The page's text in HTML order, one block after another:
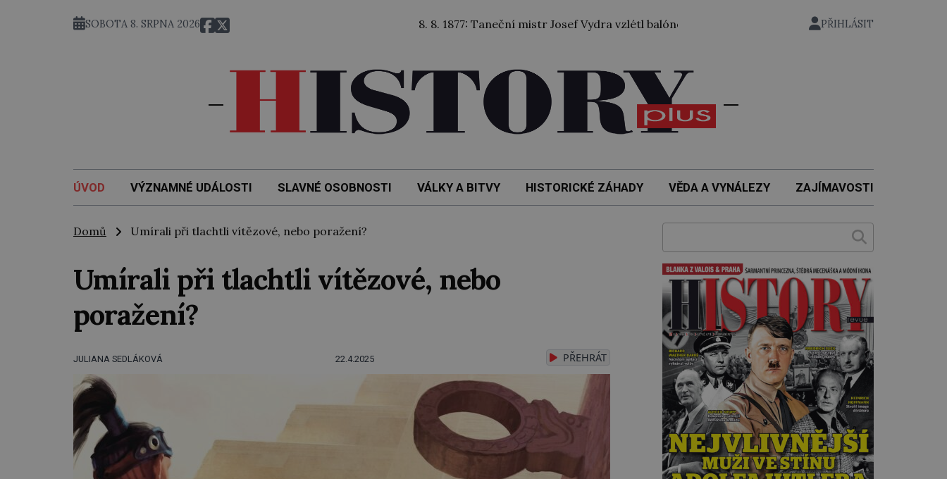
SOBOTA 8. SRPNA 2026 8. 8. 1877: Taneční mistr Josef Vydra vzlétl balónem ze zahrady nuselského pivovaru a stal se tak prvním
PŘIHLÁSIT
ÚVOD VÝZNAMNÉ UDÁLOSTI SLAVNÉ OSOBNOSTI VÁLKY A BITVY HISTORICKÉ ZÁHADY VĚDA A VYNÁLEZY ZAJÍMAVOSTI
Domů Umírali při tlachtli vítězové, nebo poražení?
Umírali při tlachtli vítězové, nebo
poražení?
JULIANA SEDLÁKOVÁ 22.4.2025 PŘEHRÁT